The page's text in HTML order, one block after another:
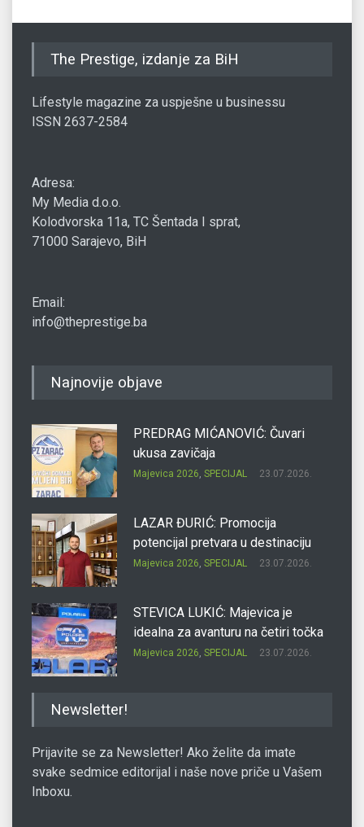
The Prestige, izdanje za BiH
Lifestyle magazine za uspješne u businessu
ISSN 2637-2584
Adresa:
My Media d.o.o.
Kolodvorska 11a, TC Šentada I sprat,
71000 Sarajevo, BiH
Email:
info@theprestige.ba
Najnovije objave
PREDRAG MIĆANOVIĆ: Čuvari
ukusa zavičaja
Majevica 2026, SPECIJAL 23.07.2026.
LAZAR ĐURIĆ: Promocija
potencijal pretvara u destinaciju
Majevica 2026, SPECIJAL 23.07.2026.
STEVICA LUKIĆ: Majevica je
idealna za avanturu na četiri točka
Majevica 2026, SPECIJAL 23.07.2026.
Newsletter!
Prijavite se za Newsletter! Ako želite da imate
svake sedmice editorijal i naše nove priče u Vašem
Inboxu.